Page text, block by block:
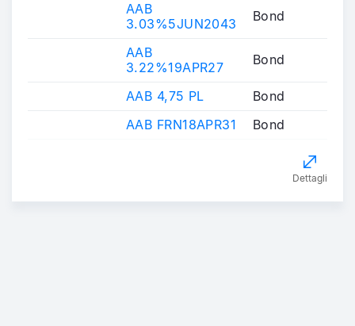
AAB
3.03%5JUN2043
Bond
AAB
3.22%19APR27
Bond
AAB 4,75 PL
Bond
AAB FRN18APR31
Bond
Dettagli